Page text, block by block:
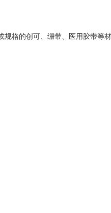
格的创可、绷带、医用胶带等